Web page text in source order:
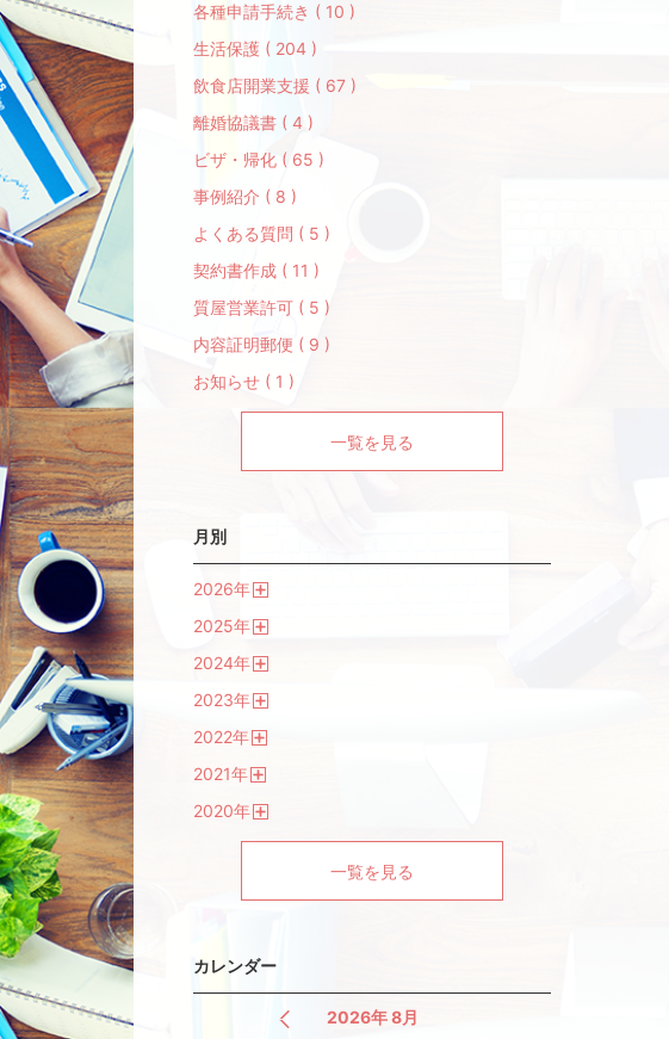
各種申請手続き ( 10 )
生活保護 ( 204 )
飲食店開業支援 ( 67 )
離婚協議書 ( 4 )
ビザ・帰化 ( 65 )
事例紹介 ( 8 )
よくある質問 ( 5 )
契約書作成 ( 11 )
質屋営業許可 ( 5 )
内容証明郵便 ( 9 )
お知らせ ( 1 )
一覧を見る
月別
2026年
2025年
2024年
2023年
2022年
2021年
2020年
一覧を見る
カレンダー
2026年 8月